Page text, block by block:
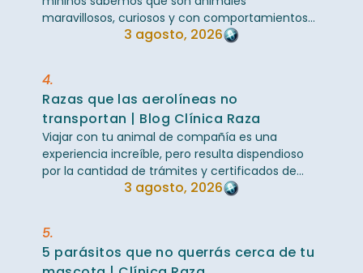
maravillosos, curiosos y con comportamientos
bastante peculiares. Sin embargo, una de sus
3 agosto, 2026
4.
Razas que las aerolíneas no
transportan | Blog Clínica Raza
Viajar con tu animal de compañía es una
experiencia increíble, pero resulta dispendioso
por la cantidad de trámites y certificados de
salud requeridos, especialmente cuando el ...
3 agosto, 2026
5.
5 parásitos que no querrás cerca de tu